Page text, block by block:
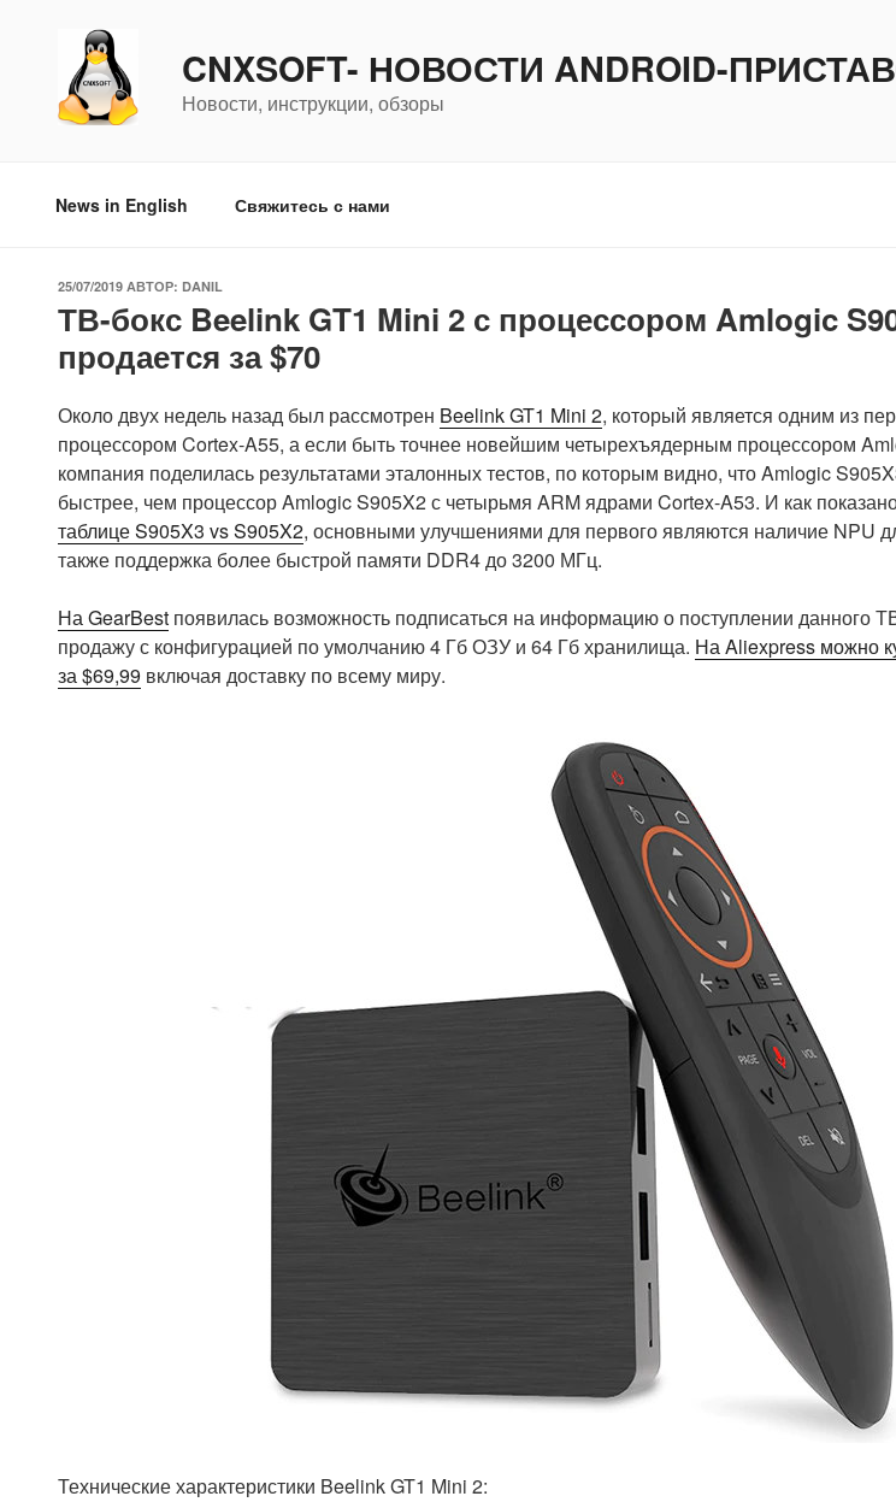
содержимому
CNXSOFT- НОВОСТИ ANDROID-
Новости, инструкции, обзоры
News in English Свяжитесь с нами
ОПУБЛИКОВАНО
25/07/2019 АВТОР: DANIL
ТВ-бокс Beelink GT1 Mini 2 с процессором Amlogic
продается за $70
Около двух недель назад был рассмотрен Beelink GT1 Mini 2, который является одним из
процессором Cortex-A55, а если быть точнее новейшим четырехъядерным процессором
компания поделилась результатами эталонных тестов, по которым видно, что Amlogic
быстрее, чем процессор Amlogic S905X2 с четырьмя ARM ядрами Cortex-A53. И как
таблице S905X3 vs S905X2, основными улучшениями для первого являются наличие NPU
также поддержка более быстрой памяти DDR4 до 3200 МГц.
На GearBest появилась возможность подписаться на информацию о поступлении данного
продажу с конфигурацией по умолчанию 4 Гб ОЗУ и 64 Гб хранилища. На Aliexpress можно
за $69,99 включая доставку по всему миру.
Технические характеристики Beelink GT1 Mini 2: